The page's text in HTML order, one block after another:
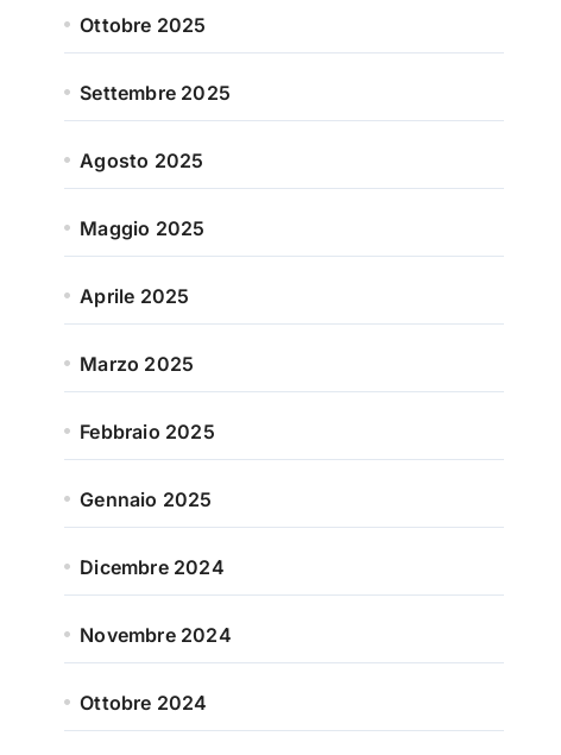
Ottobre 2025
Settembre 2025
Agosto 2025
Maggio 2025
Aprile 2025
Marzo 2025
Febbraio 2025
Gennaio 2025
Dicembre 2024
Novembre 2024
Ottobre 2024